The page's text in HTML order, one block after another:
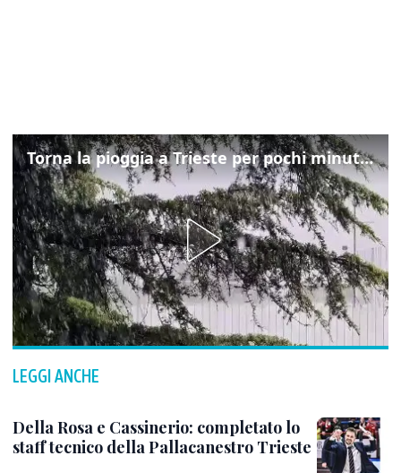
Torna la pioggia a Trieste per pochi minuti: ma il caldo non molla
LEGGI ANCHE
Della Rosa e Cassinerio: completato lo
staff tecnico della Pallacanestro Trieste